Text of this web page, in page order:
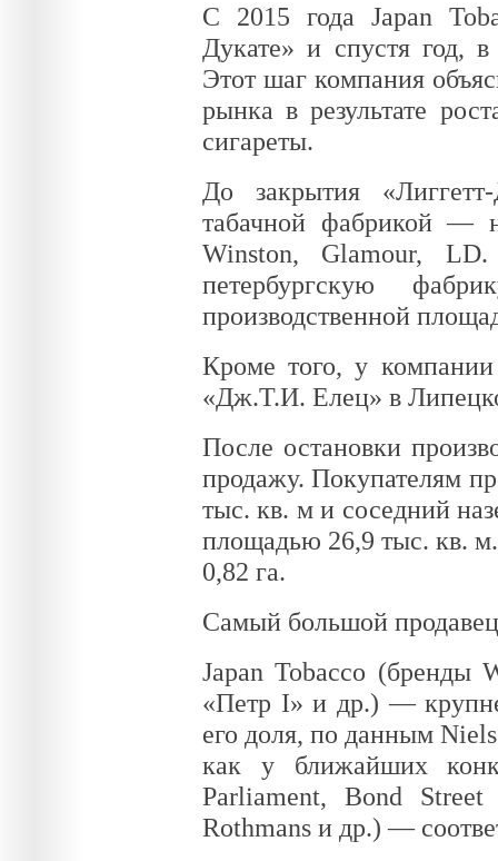
C 2015 года Japan
Дукате» и спустя год,
Этот шаг компания
рынка в результате
сигареты.
До закрытия
табачной фабрикой —
Winston, Glamour,
петербургскую
производственной
Кроме того, у
«Дж.Т.И. Елец» в
После остановки
продажу. Покупателям
тыс. кв. м и соседний
площадью 26,9 тыс. кв.
0,82 га.
Самый большой
Japan Tobacco (бренды
«Петр I» и др.) —
его доля, по данным
как у ближайших
Parliament, Bond
Rothmans и др.) —